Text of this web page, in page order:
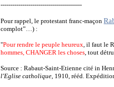
-----------------------------------------
Pour rappel, le protestant franc-maçon
complot”…) :
"Pour rendre le peuple heureux , il faut le
hommes, CHANGER les choses , tout
Source : Rabaut-Saint-Etienne cité in
l'Eglise catholique , 1910, rééd.